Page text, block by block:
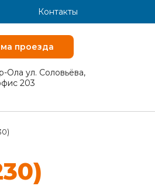
Контакты
проезда
ул. Соловьёва,
203